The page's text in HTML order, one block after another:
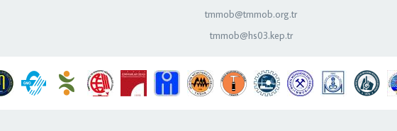
tmmob@tmmob.org.tr
tmmob@hs03.kep.tr